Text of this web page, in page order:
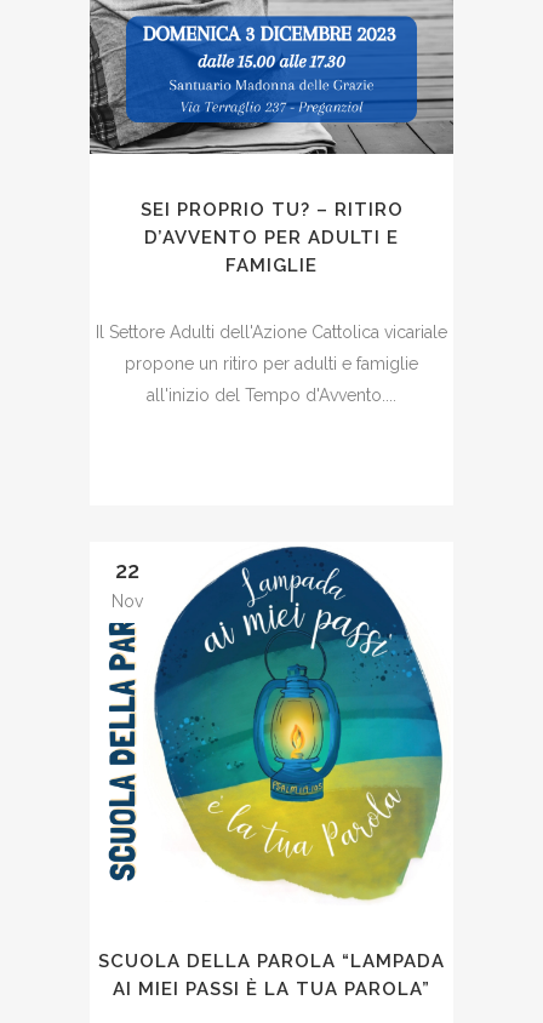
SEI PROPRIO TU? – RITIRO
D’AVVENTO PER ADULTI E
FAMIGLIE
Il Settore Adulti dell'Azione Cattolica vicariale
propone un ritiro per adulti e famiglie
all'inizio del Tempo d'Avvento....
22
Nov
SCUOLA DELLA PAROLA “LAMPADA
AI MIEI PASSI È LA TUA PAROLA”